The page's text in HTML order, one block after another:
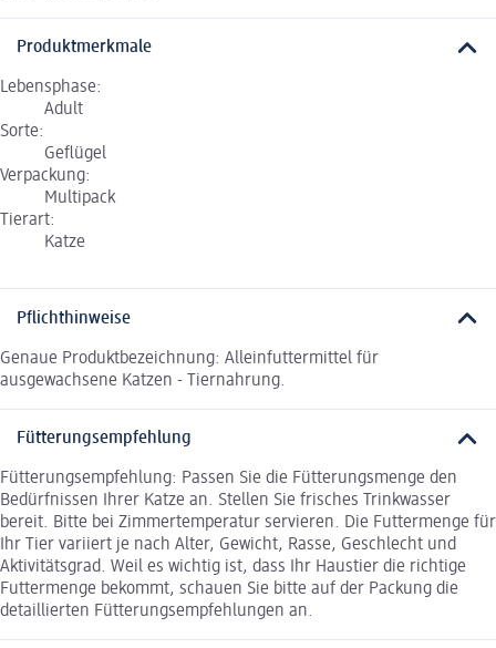
Produktmerkmale
Lebensphase:
Adult
Sorte:
Geflügel
Verpackung:
Multipack
Tierart:
Katze
Pflichthinweise
Genaue Produktbezeichnung: Alleinfuttermittel für
ausgewachsene Katzen - Tiernahrung.
Fütterungsempfehlung
Fütterungsempfehlung: Passen Sie die Fütterungsmenge den
Bedürfnissen Ihrer Katze an. Stellen Sie frisches Trinkwasser
bereit. Bitte bei Zimmertemperatur servieren. Die Futtermenge für
Ihr Tier variiert je nach Alter, Gewicht, Rasse, Geschlecht und
Aktivitätsgrad. Weil es wichtig ist, dass Ihr Haustier die richtige
Futtermenge bekommt, schauen Sie bitte auf der Packung die
detaillierten Fütterungsempfehlungen an.